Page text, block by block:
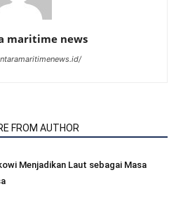
maritime news
FROM AUTHOR
Menjadikan Laut sebagai Masa